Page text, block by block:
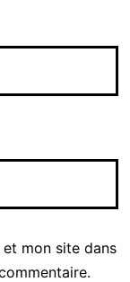
mon site dans